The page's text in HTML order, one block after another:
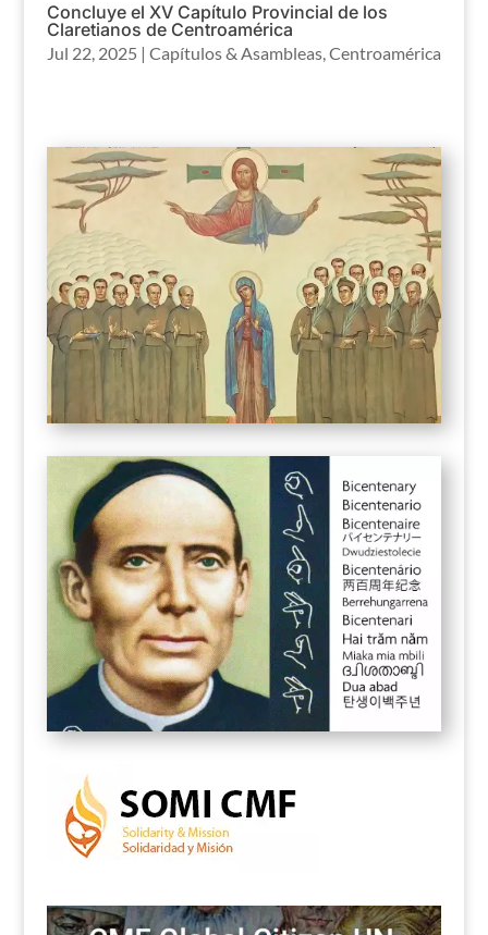
Concluye el XV Capítulo Provincial de los
Claretianos de Centroamérica
Jul 22, 2025 | Capítulos & Asambleas,Centroamérica